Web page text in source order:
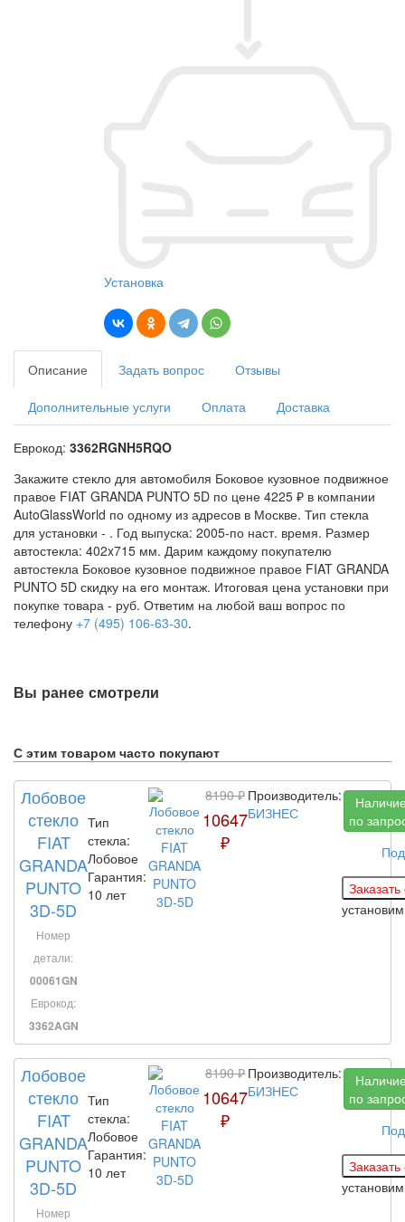
Установка
Описание Задать вопрос Отзывы
Дополнительные услуги Оплата Доставка
Еврокод: 3362RGNH5RQO
Закажите стекло для автомобиля Боковое кузовное подвижное
правое FIAT GRANDA PUNTO 5D по цене 4225 ₽ в компании
AutoGlassWorld по одному из адресов в Москве. Тип стекла
для установки - . Год выпуска: 2005-по наст. время. Размер
автостекла: 402x715 мм. Дарим каждому покупателю
автостекла Боковое кузовное подвижное правое FIAT GRANDA
PUNTO 5D скидку на его монтаж. Итоговая цена установки при
покупке товара - руб. Ответим на любой ваш вопрос по
телефону +7 (495) 106-63-30.
Вы ранее смотрели
С этим товаром часто покупают
Лобовое
стекло
FIAT
GRANDA
PUNTO
3D-5D
Номер
детали:
00061GN
Еврокод:
3362AGN
Тип
стекла:
Лобовое
Гарантия:
10 лет
8190 ₽
10647
₽
Производитель:
БИЗНЕС
по
Лобовое
стекло
FIAT
GRANDA
PUNTO
3D-5D
Номер
Тип
стекла:
Лобовое
Гарантия:
10 лет
8190 ₽
10647
₽
Производитель:
БИЗНЕС
по